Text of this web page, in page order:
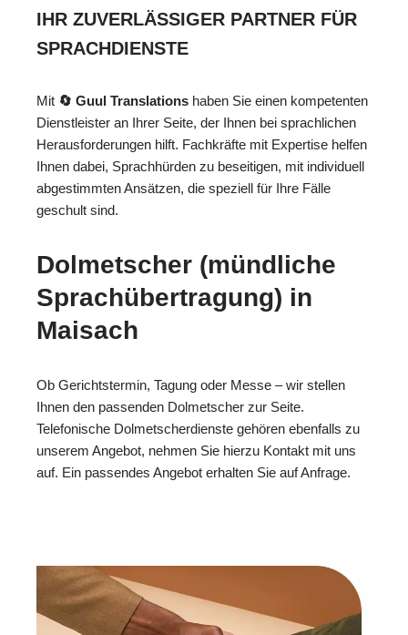
IHR ZUVERLÄSSIGER PARTNER FÜR
SPRACHDIENSTE
Mit 🔄 Guul Translations haben Sie einen kompetenten
Dienstleister an Ihrer Seite, der Ihnen bei sprachlichen
Herausforderungen hilft. Fachkräfte mit Expertise helfen
Ihnen dabei, Sprachhürden zu beseitigen, mit individuell
abgestimmten Ansätzen, die speziell für Ihre Fälle
geschult sind.
Dolmetscher (mündliche
Sprachübertragung) in
Maisach
Ob Gerichtstermin, Tagung oder Messe – wir stellen
Ihnen den passenden Dolmetscher zur Seite.
Telefonische Dolmetscherdienste gehören ebenfalls zu
unserem Angebot, nehmen Sie hierzu Kontakt mit uns
auf. Ein passendes Angebot erhalten Sie auf Anfrage.